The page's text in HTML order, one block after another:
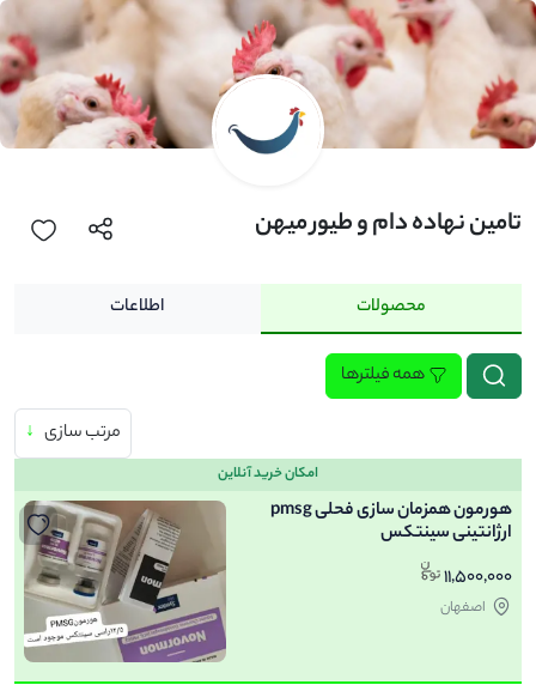
تامین نهاده دام و طیور میهن
محصولات اطلاعات
همه فیلترها
مرتب سازی ↓
امکان خرید آنلاین
هورمون همزمان سازی فحلی pmsg
ارژانتینی سینتکس
11,500,000
اصفهان